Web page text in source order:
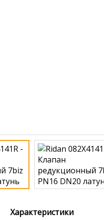
Характеристики